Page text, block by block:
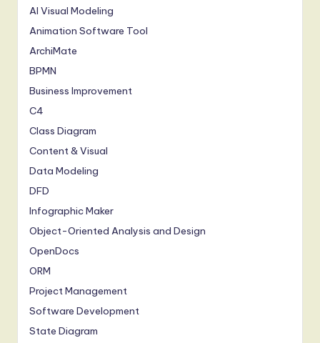
AI Visual Modeling
Animation Software Tool
ArchiMate
BPMN
Business Improvement
C4
Class Diagram
Content & Visual
Data Modeling
DFD
Infographic Maker
Object-Oriented Analysis and Design
OpenDocs
ORM
Project Management
Software Development
State Diagram